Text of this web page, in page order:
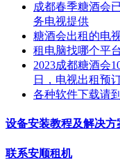
成都春季糖酒会
务电视提供
糖酒会出租的电
租电脑找哪个平
2023成都糖酒会
日，电视出租预
各种软件下载请
设备安装教程及解决方
联系安顺租机